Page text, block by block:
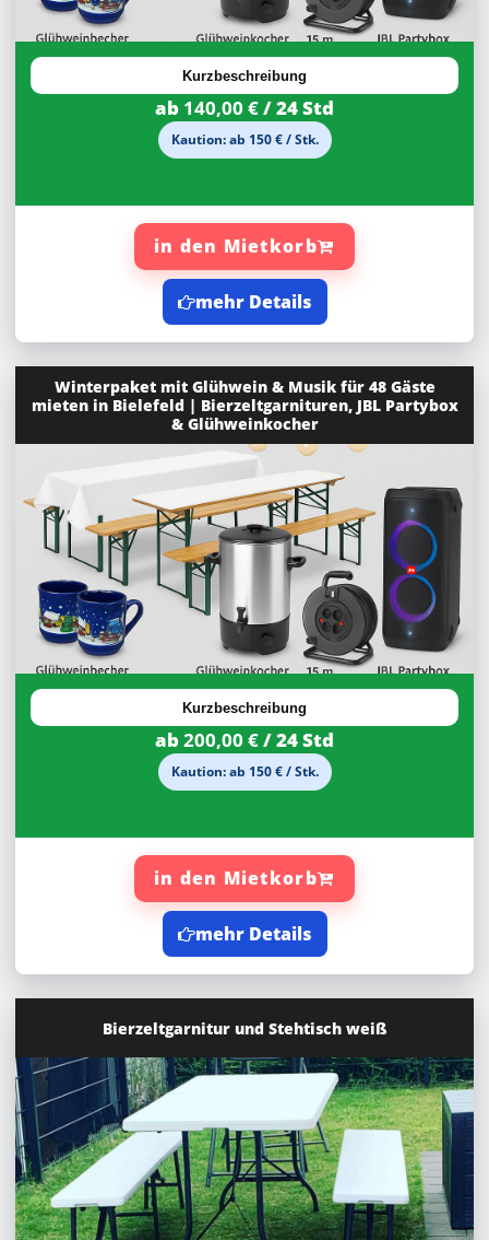
Kurzbeschreibung
ab 140,00 €/ 24 Std
Kaution: ab 150 € / Stk.
in den Mietkorb
mehr Details
Winterpaket mit Glühwein & Musik für 48 Gäste
mieten in Bielefeld | Bierzeltgarnituren, JBL Partybox
& Glühweinkocher
Kurzbeschreibung
ab200,00 €/ 24 Std
Kaution: ab 150 € / Stk.
in den Mietkorb
mehr Details
Bierzeltgarnitur und Stehtisch weiß